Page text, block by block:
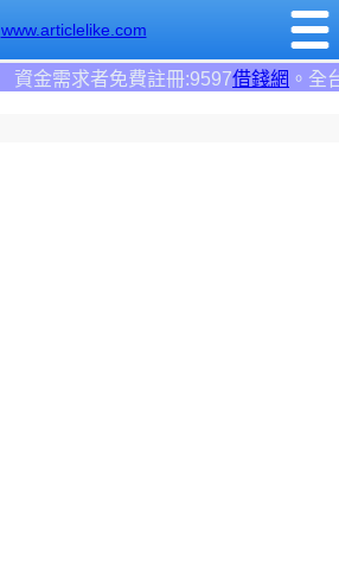
www.articlelike.com
借錢網。全台前三大借錢網站！